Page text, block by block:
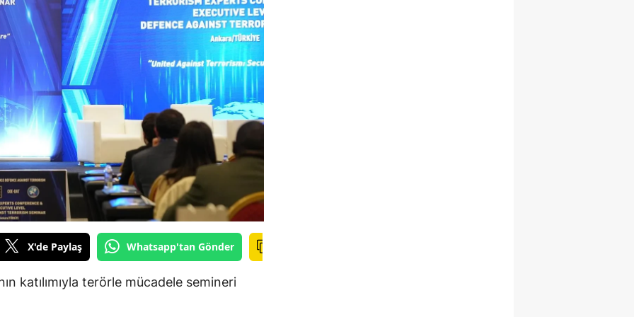
X'de Paylaş Whatsapp'tan Gönder
katılımıyla terörle mücadele semineri